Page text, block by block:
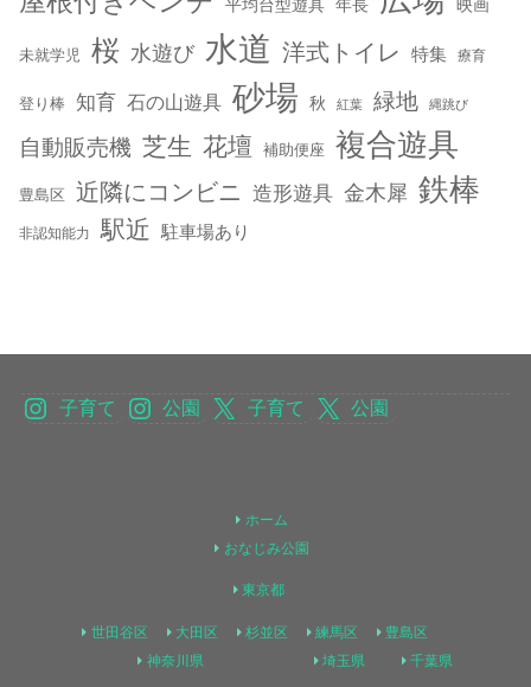
平均台型遊具 年長 映画
未就学児 桜 水遊び 水道 洋式トイレ 特集 療育
登り棒 知育 石の山遊具 砂場 秋 紅葉 緑地 縄跳び
自動販売機 芝生 花壇 補助便座 複合遊具
豊島区 近隣にコンビニ 造形遊具 金木犀 鉄棒
非認知能力 駅近 駐車場あり
子育て 公園 子育て 公園
ホーム
おなじみ公園
東京都
世田谷区 大田区 杉並区 練馬区
豊島区
神奈川県
埼玉県 千葉県